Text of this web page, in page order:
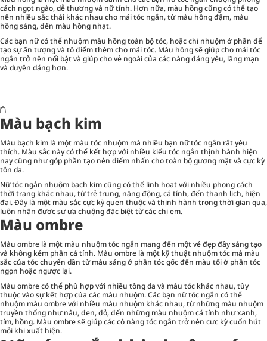
cách ngọt ngào, dễ thương và nữ tính. Hơn nữa, màu hồng cũng có thể tạo
nên nhiều sắc thái khác nhau cho mái tóc ngắn, từ màu hồng đậm, màu
hồng sáng, đến màu hồng nhạt.
Các bạn nữ có thể nhuộm màu hồng toàn bộ tóc, hoặc chỉ nhuộm ở phần để
tạo sự ấn tượng và tô điểm thêm cho mái tóc. Màu hồng sẽ giúp cho mái tóc
ngắn trở nên nổi bật và giúp cho vẻ ngoài của các nàng đáng yêu, lãng mạn
và duyên dáng hơn.
Màu bạch kim
Màu bạch kim là một màu tóc nhuộm mà nhiều bạn nữ tóc ngắn rất yêu
thích. Màu sắc này có thể kết hợp với nhiều kiểu tóc ngắn thịnh hành hiện
nay cũng như góp phần tạo nên điểm nhấn cho toàn bộ gương mặt và cực kỳ
tôn da.
Nữ tóc ngắn nhuộm bạch kim cũng có thể linh hoạt với nhiều phong cách
thời trang khác nhau, từ trẻ trung, năng động, cá tính, đến thanh lịch, hiện
đại. Đây là một màu sắc cực kỳ quen thuộc và thịnh hành trong thời gian qua,
luôn nhận được sự ưa chuộng đặc biệt từ các chị em.
Màu ombre
Màu ombre là một màu nhuộm tóc ngắn mang đến một vẻ đẹp đầy sáng tạo
và không kém phần cá tính. Màu ombre là một kỹ thuật nhuộm tóc mà màu
sắc của tóc chuyển dần từ màu sáng ở phần tóc gốc đến màu tối ở phần tóc
ngọn hoặc ngược lại.
Màu ombre có thể phù hợp với nhiều tông da và màu tóc khác nhau, tùy
thuộc vào sự kết hợp của các màu nhuộm. Các bạn nữ tóc ngắn có thể
nhuộm màu ombre với nhiều màu nhuộm khác nhau, từ những màu nhuộm
truyền thống như nâu, đen, đỏ, đến những màu nhuộm cá tính như xanh,
tím, hồng. Màu ombre sẽ giúp các cô nàng tóc ngắn trở nên cực kỳ cuốn hút
mỗi khi xuất hiện.